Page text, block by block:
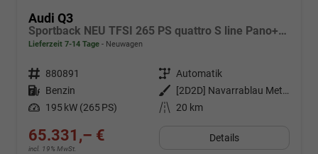
Audi Q3
Sportback NEU TFSI 265 PS quattro S line Pano+TechPro+Matrix+AHK+HUD+Alu20+KlimaPlus+DCC+SONOS
Lieferzeit 7-14 Tage Neuwagen
Fahrzeugnr. 880891 Getriebe Automatik
Kraftstoff Benzin Außenfarbe
[2D2D] Navarrablau Metallic
Leistung 195 kW (265 PS) Kilometerstand 20 km
65.331,– €
incl. 19% MwSt.
Details